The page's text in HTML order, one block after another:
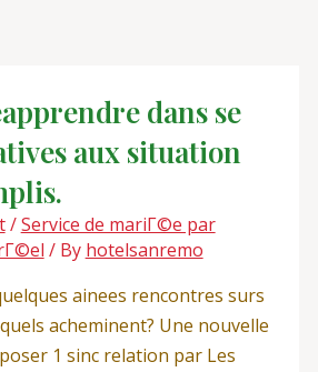
dans se
aux situation
/Service de mariГ©e par
/ By hotelsanremo
ainees rencontres surs
acheminent? Une nouvelle
1 sinc relation par Les